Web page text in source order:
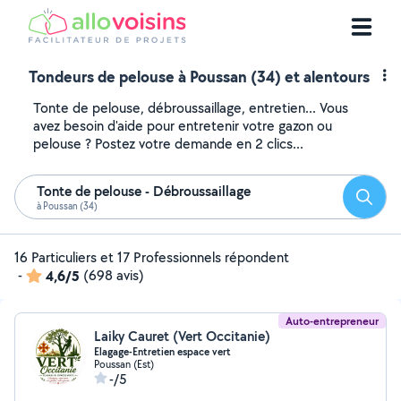
Tondeurs de pelouse à Poussan (34) et alentours
Tonte de pelouse, débroussaillage, entretien... Vous
avez besoin d'aide pour entretenir votre gazon ou
pelouse ? Postez votre demande en 2 clics...
Tonte de pelouse - Débroussaillage
à Poussan (34)
16 Particuliers et 17 Professionnels répondent
-
4,6/5 (698 avis)
Auto-entrepreneur
Laiky Cauret (Vert Occitanie)
Elagage-Entretien espace vert
Poussan (Est)
-/5